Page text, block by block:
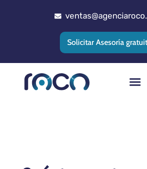
Solicitar Asesoría